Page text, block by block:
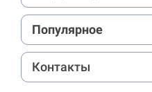
Популярное
Контакты